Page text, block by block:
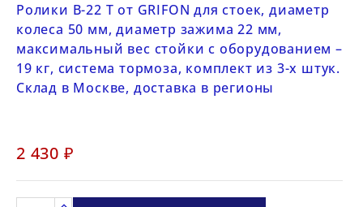
Ролики B-22 T от GRIFON для стоек, диаметр
колеса 50 мм, диаметр зажима 22 мм,
максимальный вес стойки с оборудованием –
19 кг, система тормоза, комплект из 3-х штук.
Склад в Москве, доставка в регионы
2 430 ₽